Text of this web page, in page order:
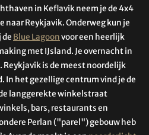
in Keflavik neem je de 4x4
naar Reykjavik. Onderweg kun je
de Blue Lagoonvoor een heerlijk
met IJsland. Je overnacht in
. Reykjavik is de meest noordelijk
In het gezellige centrum vind je de
langgerekte winkelstraat
bars, restaurants en
Perlan ("parel") gebouw heb